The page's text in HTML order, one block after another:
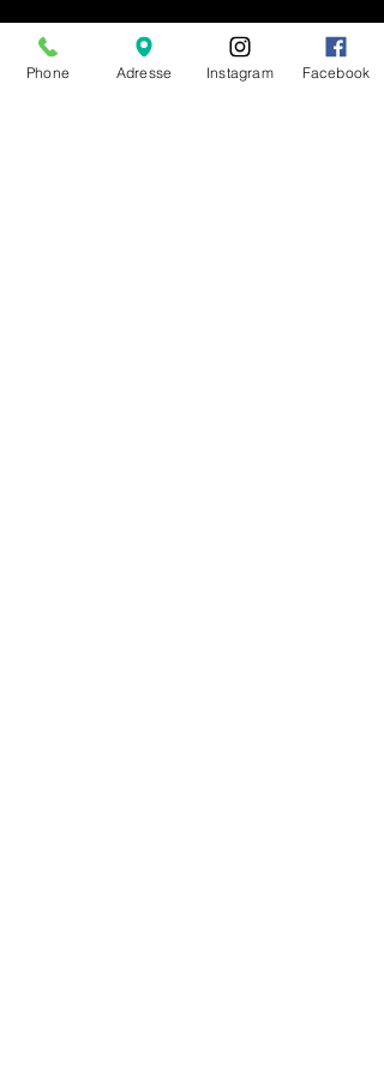
fyldt med stolthed og
stærke præstationer
Phone Adresse Instagram Facebook